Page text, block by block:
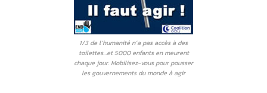
1/3 de l’humanité n’a pas accès à des
toilettes…et 5000 enfants en meurent
chaque jour. Mobilisez-vous pour pousser
les gouvernements du monde à agir